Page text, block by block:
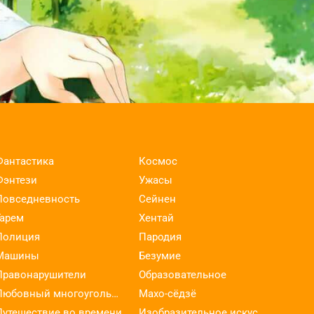
Космос
Ужасы
Сейнен
Хентай
Пародия
Безумие
Образовательное
Любовный многоугольник
Махо-сёдзё